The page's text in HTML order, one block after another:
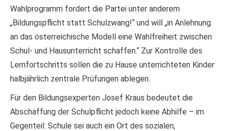
Wahlprogramm fordert die Partei unter anderem
„Bildungspflicht statt Schulzwang!“ und will „in Anlehnung
an das österreichische Modell eine Wahlfreiheit zwischen
Schul- und Hausunterricht schaffen.“ Zur Kontrolle des
Lernfortschritts sollen die zu Hause unterrichteten Kinder
halbjährlich zentrale Prüfungen ablegen.
Für den Bildungsexperten Josef Kraus bedeutet die
Abschaffung der Schulpflicht jedoch keine Abhilfe – im
Gegenteil: Schule sei auch ein Ort des sozialen,